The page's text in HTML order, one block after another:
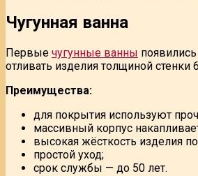
Чугунная ванна
Первые чугунные ванны
отливать изделия толщиной
Преимущества:
для покрытия используют
массивный корпус
высокая жёсткость изделия
простой уход;
срок службы — до 50 лет.